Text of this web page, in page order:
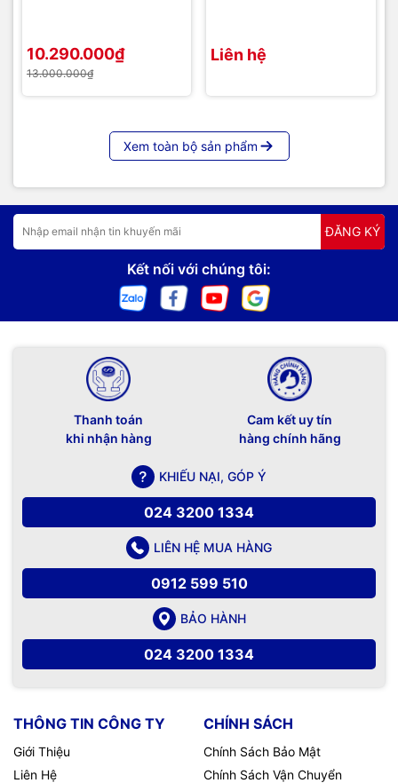
10.290.000₫
13.000.000₫
Liên hệ
Xem toàn bộ sản phẩm
ĐĂNG KÝ
Kết nối với chúng tôi:
Thanh toán
khi nhận hàng
Cam kết uy tín
hàng chính hãng
KHIẾU NẠI, GÓP Ý
024 3200 1334
LIÊN HỆ MUA HÀNG
0912 599 510
BẢO HÀNH
024 3200 1334
THÔNG TIN CÔNG TY
Giới Thiệu
Liên Hệ
CHÍNH SÁCH
Chính Sách Bảo Mật
Chính Sách Vận Chuyển